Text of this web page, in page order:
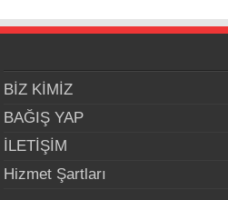
BİZ KİMİZ
BAĞIŞ YAP
İLETİŞİM
Hizmet Şartları